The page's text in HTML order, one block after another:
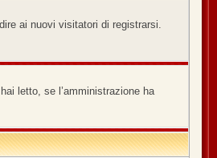
ai nuovi visitatori di registrarsi.
letto, se l’amministrazione ha